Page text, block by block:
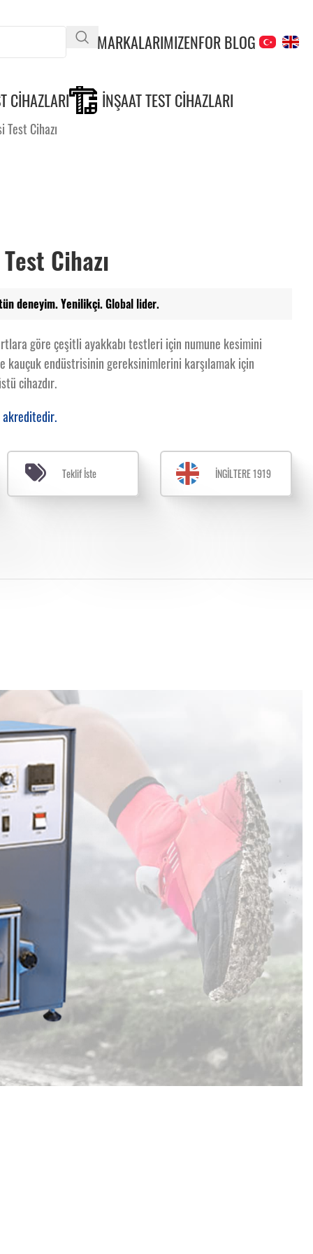
MARKALARIMIZENFOR BLOG
CIHAZLARI İNŞAAT TEST CIHAZLARI
Test Cihazı
Cihazı
deneyim. Yenilikçi.Global lider.
göre çeşitli ayakkabı testleri için numune kesimini
kauçuk endüstrisinin gereksinimlerini karşılamak için
cihazdır.
akreditedir.
Teklif İste İNGİLTERE 1919
Test Cihazı İşlevi
Fiyat ve Garanti